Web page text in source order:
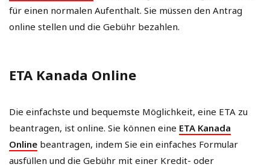
für einen normalen Aufenthalt. Sie müssen den Antrag
online stellen und die Gebühr bezahlen.
ETA Kanada Online
Die einfachste und bequemste Möglichkeit, eine ETA zu
beantragen, ist online. Sie können eine ETA Kanada
Online beantragen, indem Sie ein einfaches Formular
ausfüllen und die Gebühr mit einer Kredit- oder